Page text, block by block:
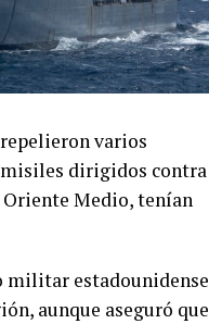
varios
dirigidos contra
Oriente Medio, tenían
militar estadounidense
aunque aseguró que